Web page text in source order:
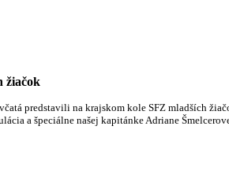
žiačok
predstavili na krajskom kole SFZ mladších
a špeciálne našej kapitánke Adriane